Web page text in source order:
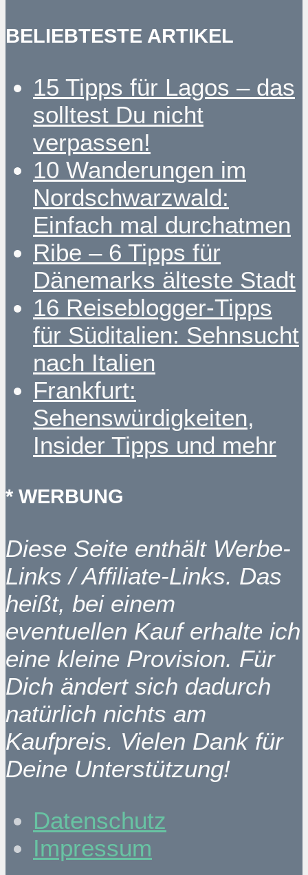
BELIEBTESTE ARTIKEL
15 Tipps für Lagos – das
solltest Du nicht
verpassen!
10 Wanderungen im
Nordschwarzwald:
Einfach mal durchatmen
Ribe – 6 Tipps für
Dänemarks älteste Stadt
16 Reiseblogger-Tipps
für Süditalien: Sehnsucht
nach Italien
Frankfurt:
Sehenswürdigkeiten,
Insider Tipps und mehr
* WERBUNG
Diese Seite enthält Werbe-
Links / Affiliate-Links. Das
heißt, bei einem
eventuellen Kauf erhalte ich
eine kleine Provision. Für
Dich ändert sich dadurch
natürlich nichts am
Kaufpreis. Vielen Dank für
Deine Unterstützung!
Datenschutz
Impressum